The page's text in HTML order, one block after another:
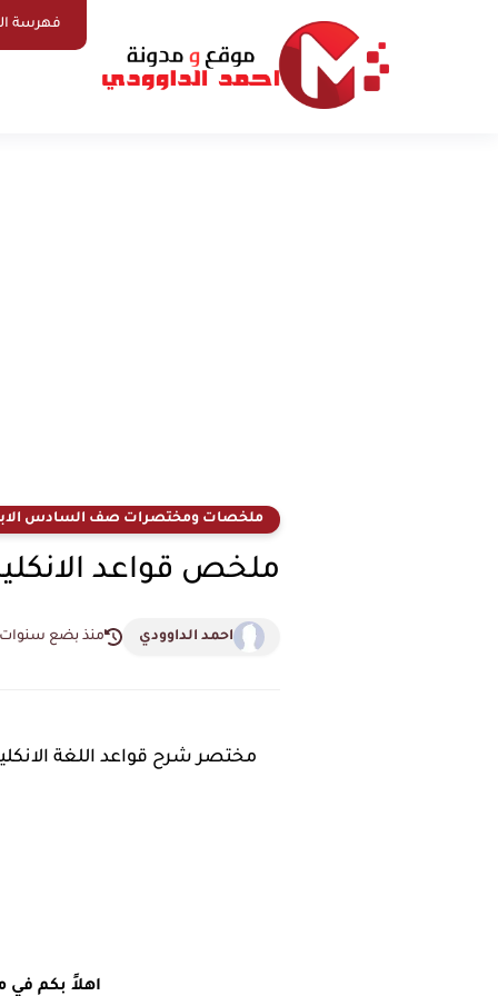
فهرسة
ملخصات ومختصرات صف السادس
ملخص قواعد الانكليزي
احمد الداوودي منذ بضع سنوات
اهلاً بكم في